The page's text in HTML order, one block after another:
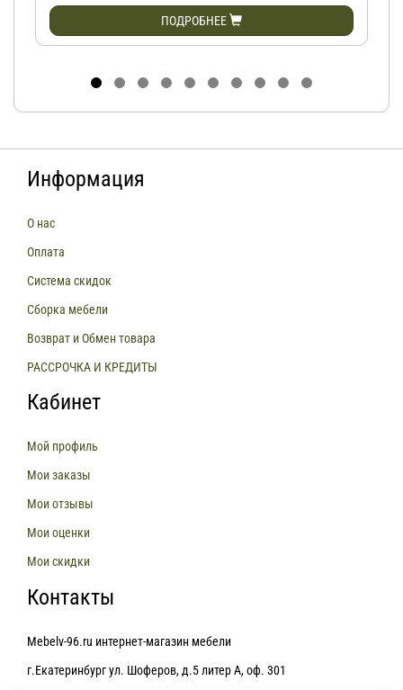
ПОДРОБНЕЕ
Информация
О нас
Оплата
Система скидок
Сборка мебели
Возврат и Обмен товара
РАССРОЧКА И КРЕДИТЫ
Кабинет
Мой профиль
Мои заказы
Мои отзывы
Мои оценки
Мои скидки
Контакты
Mebelv-96.ru интернет-магазин мебели
г.Екатеринбург ул. Шоферов, д.5 литер А, оф. 301